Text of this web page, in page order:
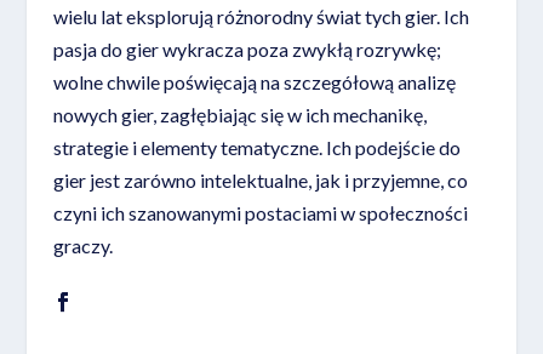
wielu lat eksplorują różnorodny świat tych gier. Ich
pasja do gier wykracza poza zwykłą rozrywkę;
wolne chwile poświęcają na szczegółową analizę
nowych gier, zagłębiając się w ich mechanikę,
strategie i elementy tematyczne. Ich podejście do
gier jest zarówno intelektualne, jak i przyjemne, co
czyni ich szanowanymi postaciami w społeczności
graczy.